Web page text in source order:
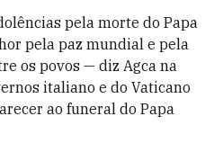
pela morte do Papa
pela paz mundial e pela
os povos — diz Agca na
italiano e do Vaticano
ao funeral do Papa